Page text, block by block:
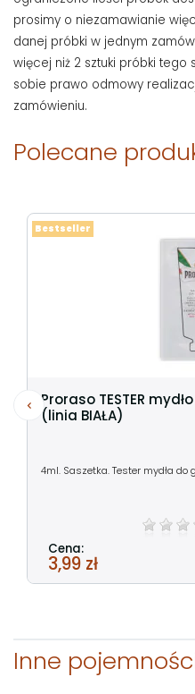
prosimy o niezamawianie
danej próbki w jednym
więcej niż 2 sztuki próbki
sobie prawo odmowy
zamówieniu.
Polecane
Proraso TESTER
(linia BIAŁA)
4ml. Saszetka. Tester mydła do
Cena:
3,99 zł
Bestseller
Inne